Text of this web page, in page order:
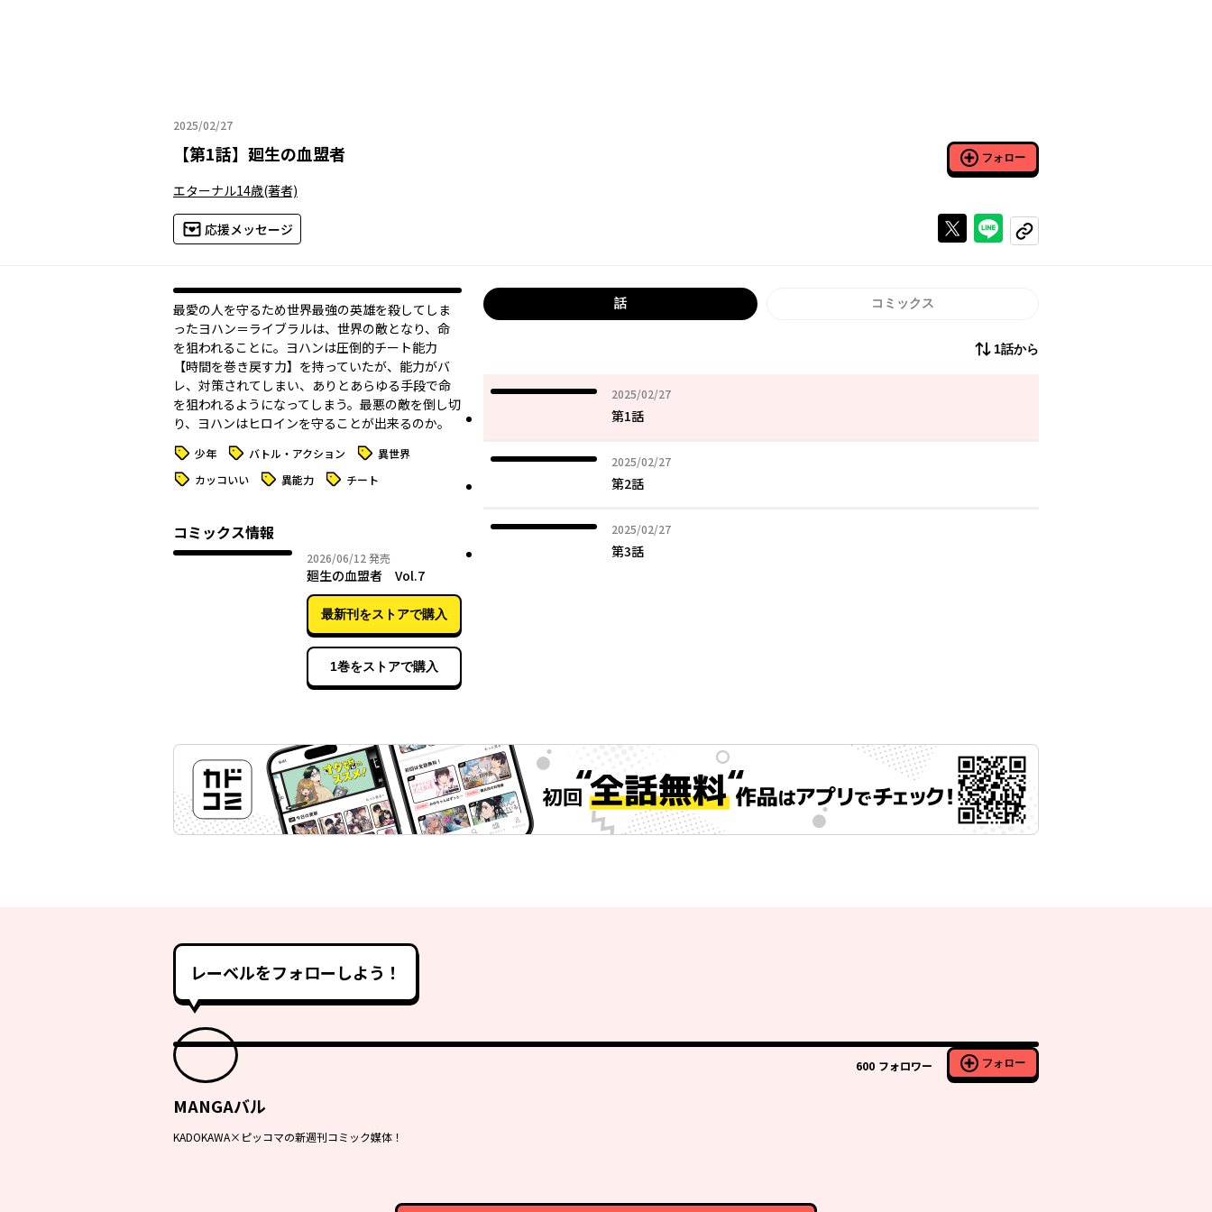
2025/02/27
2025年02月27日
【第1話】 廻生の血盟者 フォロー
エターナル14歳(著者)
応援メッセージ Xで投稿するラインでシェアする
コピーする
最愛の人を守るため世界最強の英雄を殺してしま
ったヨハン＝ライブラルは、世界の敵となり、命
を狙われることに。ヨハンは圧倒的チート能力
【時間を巻き戻す力】を持っていたが、能力がバ
レ、対策されてしまい、ありとあらゆる手段で命
を狙われるようになってしまう。最悪の敵を倒し切
り、ヨハンはヒロインを守ることが出来るのか――。
タグ 少年 タグ バトル・アクション タグ 異世界
タグ カッコいい タグ 異能力 タグ チート
コミックス情報
2026/06/12 2026年06月12日
発売
廻生の血盟者 Vol.7
最新刊をストアで購入
1巻をストアで購入
話 コミックス
1話から
2025/02/27
2025年02月27日
第1話
2025/02/27
2025年02月27日
第2話
2025/02/27
2025年02月27日
第3話
レーベルをフォローしよう！
600 フォロワー フォロー
MANGAバル
KADOKAWA×ピッコマの新週刊コミック媒体！